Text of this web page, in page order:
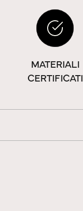
MATERIALI
CERTIFICATI